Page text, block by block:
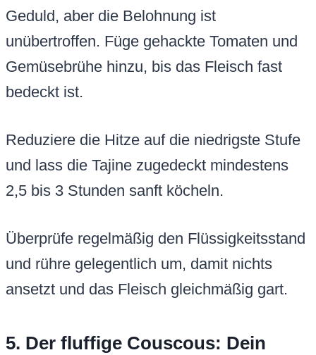
Geduld, aber die Belohnung ist
unübertroffen. Füge gehackte Tomaten und
Gemüsebrühe hinzu, bis das Fleisch fast
bedeckt ist.
Reduziere die Hitze auf die niedrigste Stufe
und lass die Tajine zugedeckt mindestens
2,5 bis 3 Stunden sanft köcheln.
Überprüfe regelmäßig den Flüssigkeitsstand
und rühre gelegentlich um, damit nichts
ansetzt und das Fleisch gleichmäßig gart.
5. Der fluffige Couscous: Dein